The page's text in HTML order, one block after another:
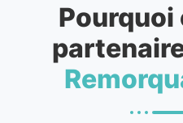
Pourquoi